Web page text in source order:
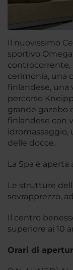
Il nuovissimo
sportivo
controcorrente,
cerimonia, una
finlandese, una
percorso
grande gazebo
finlandese con
idromassaggio,
delle docce.
La Spa è
Le strutture
sovrapprezzo,
Il centro
superiore ai 10
Orari di